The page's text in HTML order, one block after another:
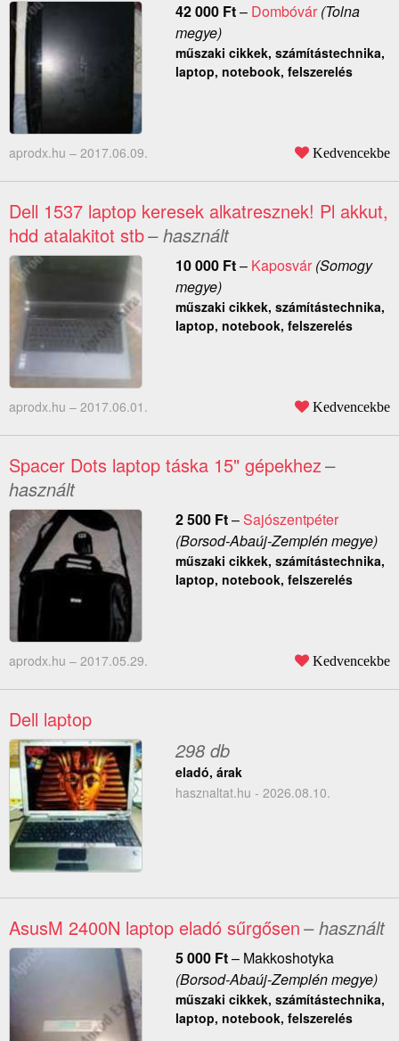
42 000 Ft– Dombóvár(Tolna
megye)
műszaki cikkek, számítástechnika,
laptop, notebook, felszerelés
aprodx.hu – 2017.06.09. Kedvencekbe
Dell 1537 laptop keresek alkatresznek! Pl akkut,
hdd atalakitot stb– használt
10 000 Ft– Kaposvár(Somogy
megye)
műszaki cikkek, számítástechnika,
laptop, notebook, felszerelés
aprodx.hu – 2017.06.01. Kedvencekbe
Spacer Dots laptop táska 15" gépekhez–
használt
2 500 Ft–Sajószentpéter
(Borsod-Abaúj-Zemplén megye)
műszaki cikkek, számítástechnika,
laptop, notebook, felszerelés
aprodx.hu – 2017.05.29. Kedvencekbe
Dell laptop
298 db
eladó, árak
hasznaltat.hu - 2026.08.10.
AsusM 2400N laptop eladó sűrgősen– használt
5 000 Ft– Makkoshotyka
(Borsod-Abaúj-Zemplén megye)
műszaki cikkek, számítástechnika,
laptop, notebook, felszerelés